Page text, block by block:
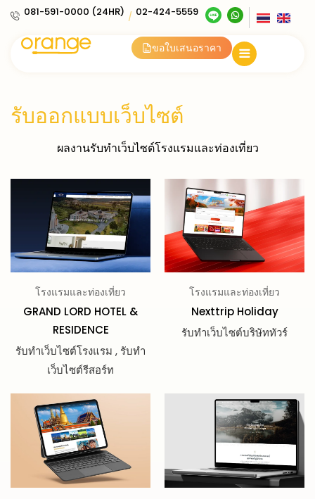
081-591-0000 (24HR) / 02-424-5559
ขอใบเสนอราคา
รับออกแบบเว็บไซต์
ผลงานรับทำเว็บไซต์โรงแรมและท่องเที่ยว
โรงแรมและท่องเที่ยว
GRAND LORD HOTEL &
RESIDENCE
รับทำเว็บไซต์โรงแรม , รับทำ
เว็บไซต์รีสอร์ท
โรงแรมและท่องเที่ยว
Nexttrip Holiday
รับทำเว็บไซต์บริษัททัวร์